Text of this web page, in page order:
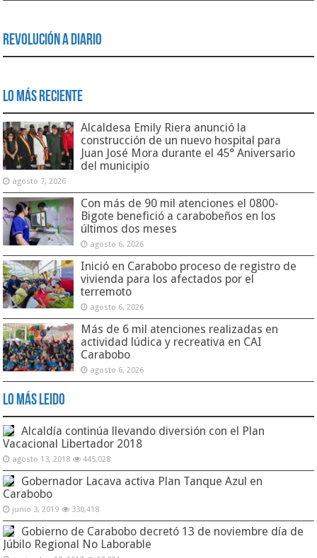
Revolución a Diario
Lo Más Reciente
Alcaldesa Emily Riera anunció la
construcción de un nuevo hospital para
Juan José Mora durante el 45° Aniversario
del municipio
agosto 7, 2026
Con más de 90 mil atenciones el 0800-
Bigote benefició a carabobeños en los
últimos dos meses
agosto 6, 2026
Inició en Carabobo proceso de registro de
vivienda para los afectados por el
terremoto
agosto 6, 2026
Más de 6 mil atenciones realizadas en
actividad lúdica y recreativa en CAI
Carabobo
agosto 6, 2026
Lo Más Leido
Alcaldía continúa llevando diversión con el Plan
Vacacional Libertador 2018
agosto 13, 2018 445,028
Gobernador Lacava activa Plan Tanque Azul en
Carabobo
junio 3, 2019 330,418
Gobierno de Carabobo decretó 13 de noviembre día de
Júbilo Regional No Laborable